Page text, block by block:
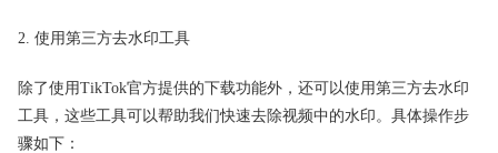
2. 使用第三方去水印工具
除了使用TikTok官方提供的下载功能外，还可以使用第三方去水印
工具，这些工具可以帮助我们快速去除视频中的水印。具体操作步
骤如下：